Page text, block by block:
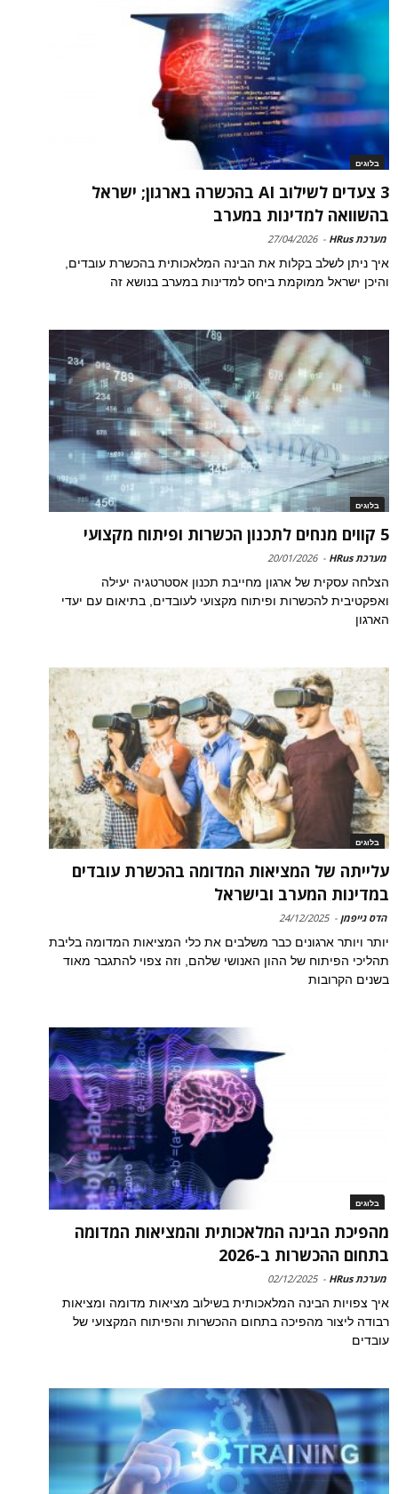
בלוגים
3 צעדים לשילוב AI בהכשרה בארגון; ישראל
בהשוואה למדינות במערב
מערכת HRus -
27/04/2026
איך ניתן לשלב בקלות את הבינה המלאכותית בהכשרת עובדים,
והיכן ישראל ממוקמת ביחס למדינות במערב בנושא זה
בלוגים
5 קווים מנחים לתכנון הכשרות ופיתוח מקצועי
מערכת HRus -
20/01/2026
הצלחה עסקית של ארגון מחייבת תכנון אסטרטגיה יעילה
ואפקטיבית להכשרות ופיתוח מקצועי לעובדים, בתיאום עם יעדי
הארגון
בלוגים
עלייתה של המציאות המדומה בהכשרת עובדים
במדינות המערב ובישראל
הדס גייפמן -
24/12/2025
יותר ויותר ארגונים כבר משלבים את כלי המציאות המדומה בליבת
תהליכי הפיתוח של ההון האנושי שלהם, וזה צפוי להתגבר מאוד
בשנים הקרובות
בלוגים
מהפיכת הבינה המלאכותית והמציאות המדומה
בתחום ההכשרות ב-2026
מערכת HRus -
02/12/2025
איך צפויות הבינה המלאכותית בשילוב מציאות מדומה ומציאות
רבודה ליצור מהפיכה בתחום ההכשרות והפיתוח המקצועי של
עובדים